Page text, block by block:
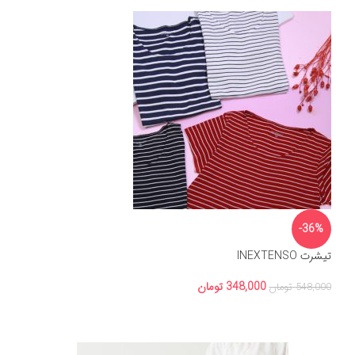
-36%
تیشرت INEXTENSO
548,000 تومان 348,000 تومان